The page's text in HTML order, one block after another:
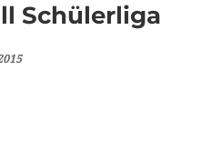
Schülerliga